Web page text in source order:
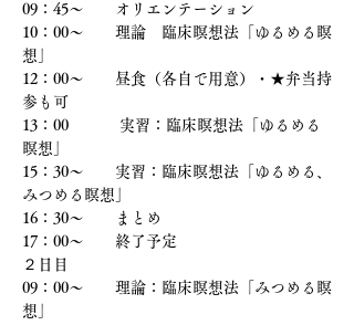
09：45〜　　オリエンテーション
10：00〜　　理論　臨床瞑想法「ゆるめる瞑
想」
12：00〜　　昼食（各自で用意）・★弁当持
参も可
13：00 　　　実習：臨床瞑想法「ゆるめる
瞑想」
15：30〜　　実習：臨床瞑想法「ゆるめる、
みつめる瞑想」
16：30～　　まとめ
17：00〜　　終了予定
２日目
09：00〜　　理論：臨床瞑想法「みつめる瞑
想」